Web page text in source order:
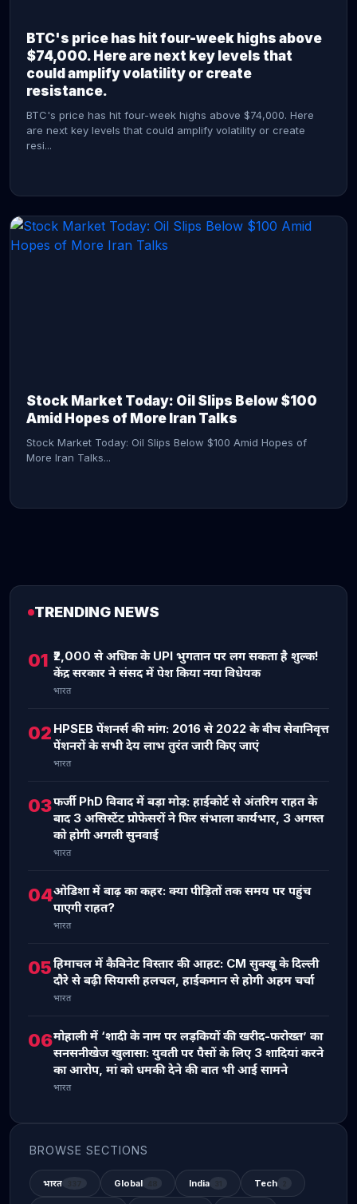
BTC's price has hit four-week highs above
$74,000. Here are next key levels that
could amplify volatility or create
resistance.
BTC's price has hit four-week highs above $74,000. Here
are next key levels that could amplify volatility or create
resi...
Stock Market Today: Oil Slips Below $100
Amid Hopes of More Iran Talks
Stock Market Today: Oil Slips Below $100 Amid Hopes of
More Iran Talks...
TRENDING NEWS
01 ₹2,000 से अधिक के UPI भुगतान पर लग सकता है शुल्क!
केंद्र सरकार ने संसद में पेश किया नया विधेयक
भारत
02 HPSEB पेंशनर्स की मांग: 2016 से 2022 के बीच सेवानिवृत्त
पेंशनरों के सभी देय लाभ तुरंत जारी किए जाएं
भारत
03फर्जी PhD विवाद में बड़ा मोड़: हाईकोर्ट से अंतरिम राहत के
बाद 3 असिस्टेंट प्रोफेसरों ने फिर संभाला कार्यभार, 3 अगस्त
को होगी अगली सुनवाई
भारत
04ओडिशा में बाढ़ का कहर: क्या पीड़ितों तक समय पर पहुंच
पाएगी राहत?
भारत
05हिमाचल में कैबिनेट विस्तार की आहट: CM सुक्खू के दिल्ली
दौरे से बढ़ी सियासी हलचल, हाईकमान से होगी अहम चर्चा
भारत
06मोहाली में ‘शादी के नाम पर लड़कियों की खरीद-फरोख्त’ का
सनसनीखेज खुलासा: युवती पर पैसों के लिए 3 शादियां करने
का आरोप, मां को धमकी देने की बात भी आई सामने
भारत
BROWSE SECTIONS
भारत Global India Tech